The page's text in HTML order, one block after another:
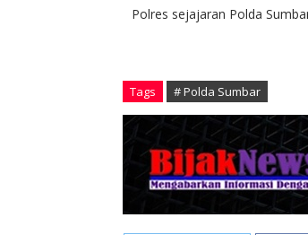
Polres sejajaran Polda
Tags # Polda Sumbar